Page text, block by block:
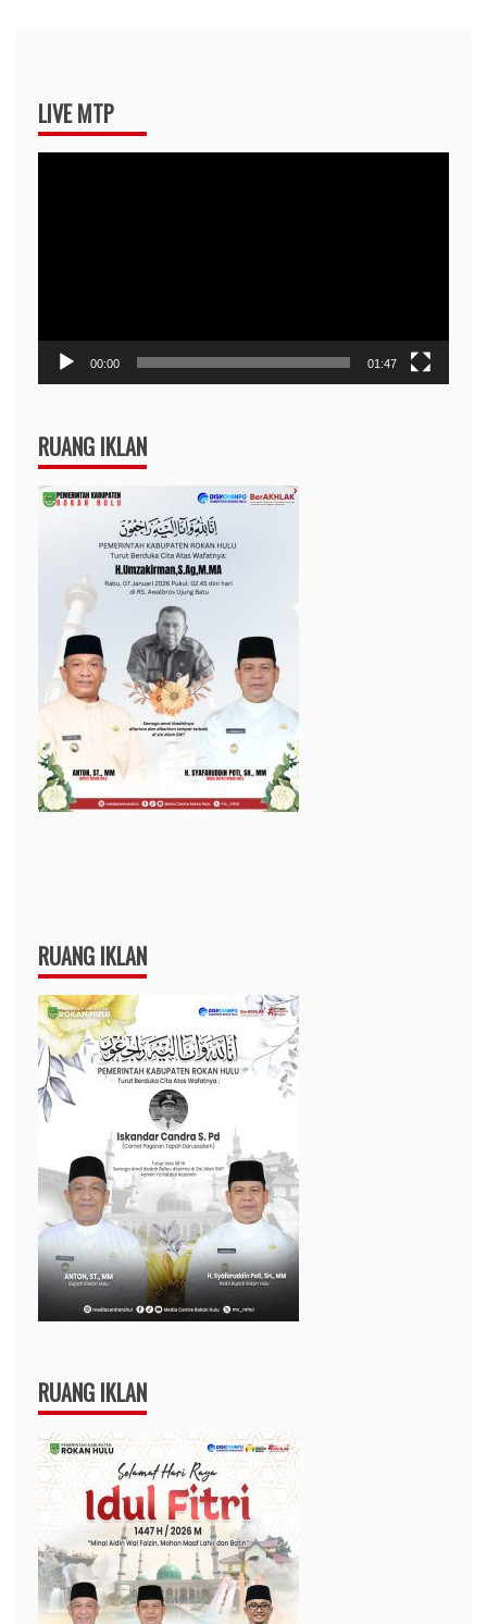
LIVE MTP
00:00 01:47
RUANG IKLAN
RUANG IKLAN
RUANG IKLAN